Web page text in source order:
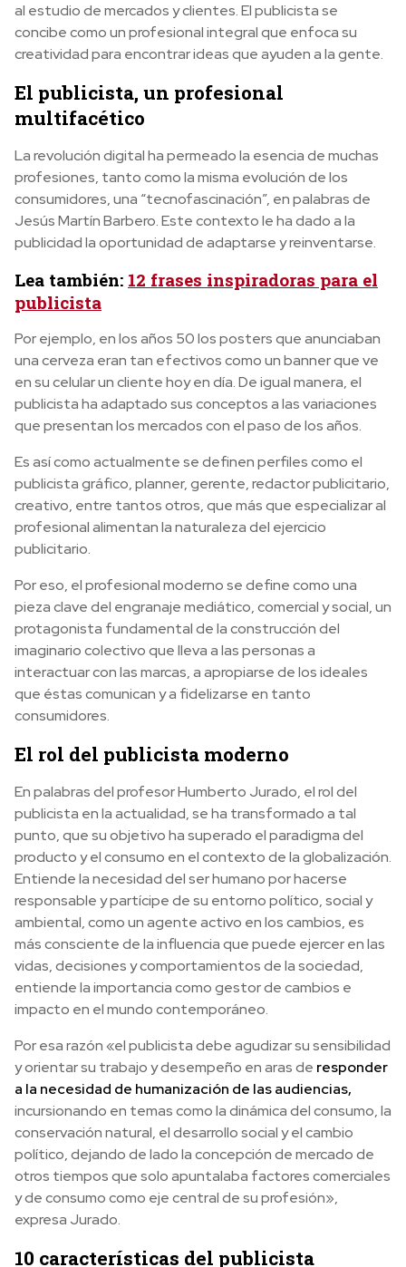
al estudio de mercados y clientes. El publicista se
concibe como un profesional integral que enfoca su
creatividad para encontrar ideas que ayuden a la gente.
El publicista, un profesional
multifacético
La revolución digital ha permeado la esencia de muchas
profesiones, tanto como la misma evolución de los
consumidores, una “tecnofascinación”, en palabras de
Jesús Martín Barbero. Este contexto le ha dado a la
publicidad la oportunidad de adaptarse y reinventarse.
Lea también: 12 frases inspiradoras para el
publicista
Por ejemplo, en los años 50 los posters que anunciaban
una cerveza eran tan efectivos como un banner que ve
en su celular un cliente hoy en día. De igual manera, el
publicista ha adaptado sus conceptos a las variaciones
que presentan los mercados con el paso de los años.
Es así como actualmente se definen perfiles como el
publicista gráfico, planner, gerente, redactor publicitario,
creativo, entre tantos otros, que más que especializar al
profesional alimentan la naturaleza del ejercicio
publicitario.
Por eso, el profesional moderno se define como una
pieza clave del engranaje mediático, comercial y social, un
protagonista fundamental de la construcción del
imaginario colectivo que lleva a las personas a
interactuar con las marcas, a apropiarse de los ideales
que éstas comunican y a fidelizarse en tanto
consumidores.
El rol del publicista moderno
En palabras del profesor Humberto Jurado, el rol del
publicista en la actualidad, se ha transformado a tal
punto, que su objetivo ha superado el paradigma del
producto y el consumo en el contexto de la globalización.
Entiende la necesidad del ser humano por hacerse
responsable y partícipe de su entorno político, social y
ambiental, como un agente activo en los cambios, es
más consciente de la influencia que puede ejercer en las
vidas, decisiones y comportamientos de la sociedad,
entiende la importancia como gestor de cambios e
impacto en el mundo contemporáneo.
Por esa razón «el publicista debe agudizar su sensibilidad
y orientar su trabajo y desempeño en aras de responder
a la necesidad de humanización de las audiencias,
incursionando en temas como la dinámica del consumo, la
conservación natural, el desarrollo social y el cambio
político, dejando de lado la concepción de mercado de
otros tiempos que solo apuntalaba factores comerciales
y de consumo como eje central de su profesión»,
expresa Jurado.
10 características del publicista